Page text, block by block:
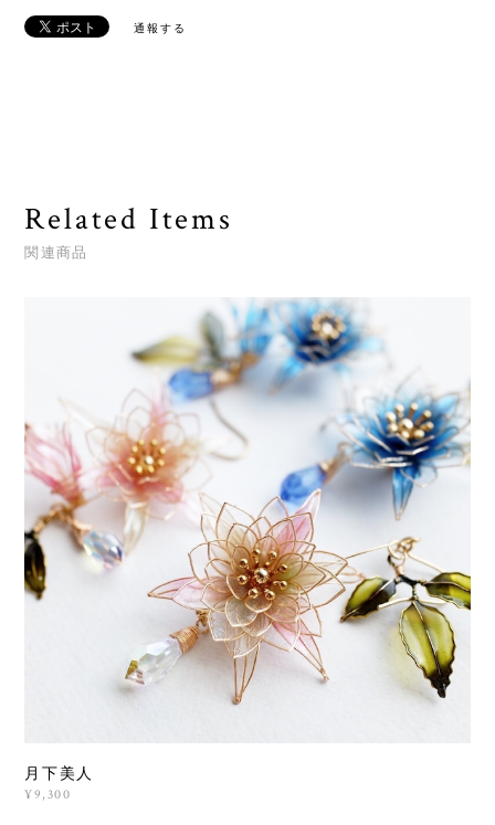
通報する
Related Items
関連商品
月下美人
¥9,300